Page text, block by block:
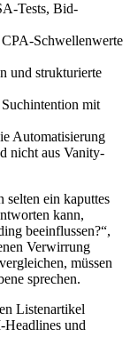
Tests, Bid-
Schwellenwerte
und strukturierte
mit
Automatisierung
nicht aus Vanity-
selten ein kaputtes
kann,
beeinflussen?“,
Verwirrung
müssen
sprechen.
Listenartikel
Headlines und